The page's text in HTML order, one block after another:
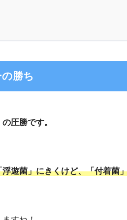
の勝ち
圧勝です。
遊菌」にきくけど、「付着菌